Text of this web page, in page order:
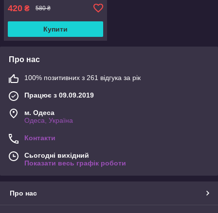
420 ₴ 580 ₴
Купити
Про нас
100% позитивних з 261 відгука за рік
Працює з 09.09.2019
м. Одеса
Одеса, Україна
Контакти
Сьогодні вихідний
Показати весь графік роботи
Про нас